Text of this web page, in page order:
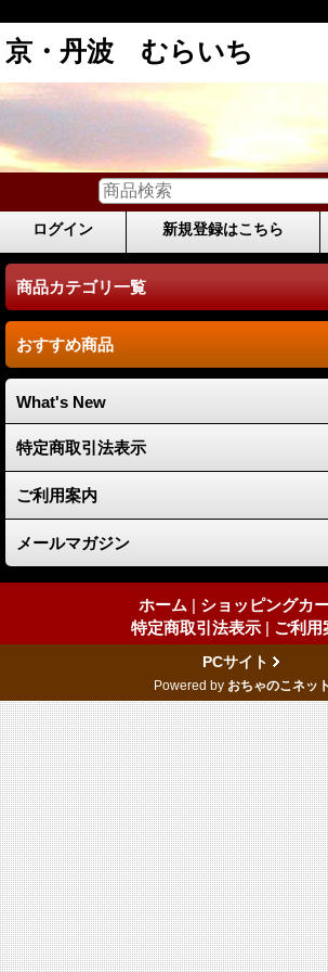
京・丹波 むらいち
ログイン 新規登録はこちら
商品カテゴリ一覧
おすすめ商品
What's New
特定商取引法表示
ご利用案内
メールマガジン
ホーム | ショッピングカ
特定商取引法表示 | ご利用
PCサイト
Powered by おちゃのこネット